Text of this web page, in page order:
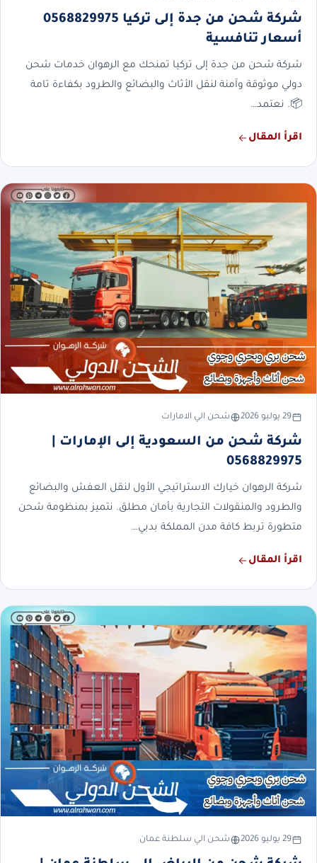
شركة شحن من جدة إلى تركيا 0568829975
أسعار تنافسية
شركة شحن من جدة إلى تركيا تمنحك مع الرهوان خدمات شحن
دولي موثوقة وآمنة لنقل الأثاث والبضائع والطرود بكفاءة تامة
📦. نعتمد…
اقرأ المقال
29 يوليو 2026 شحن الي الامارات
شركة شحن من السعودية إلى الإمارات |
0568829975
شركة الرهوان خيارك الاستراتيجي الأول لنقل العفش والبضائع
والطرود والمنقولات التجارية بأمان مطلق. نتميز بمنظومة شحن
متطورة تربط كافة مدن المملكة بدبي…
اقرأ المقال
29 يوليو 2026 شحن الي سلطنة عمان